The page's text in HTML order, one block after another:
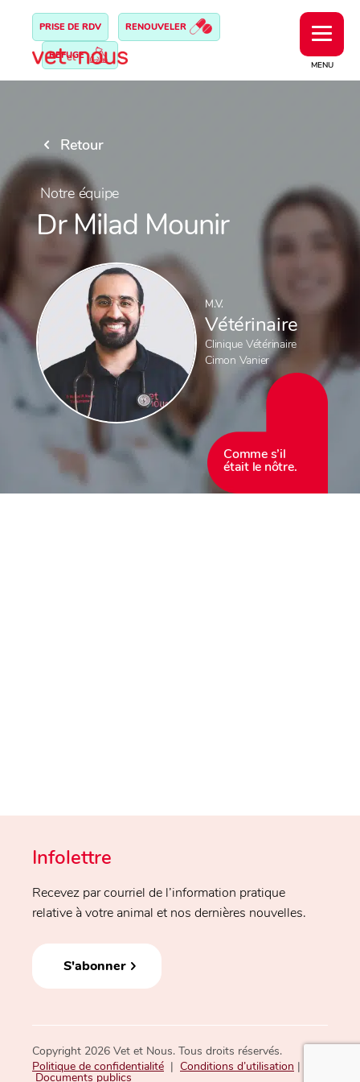
MENU
PRISE DE RDV RENOUVELER
REFUGE
Retour
Notre équipe
Dr Milad Mounir
M.V.
Vétérinaire
Clinique Vétérinaire
Cimon Vanier
Comme s’il
était le nôtre.
Infolettre
Recevez par courriel de l’information pratique
relative à votre animal et nos dernières nouvelles.
S'abonner
Copyright 2026 Vet et Nous. Tous droits réservés.
Politique de confidentialité | Conditions d’utilisation |
Documents publics